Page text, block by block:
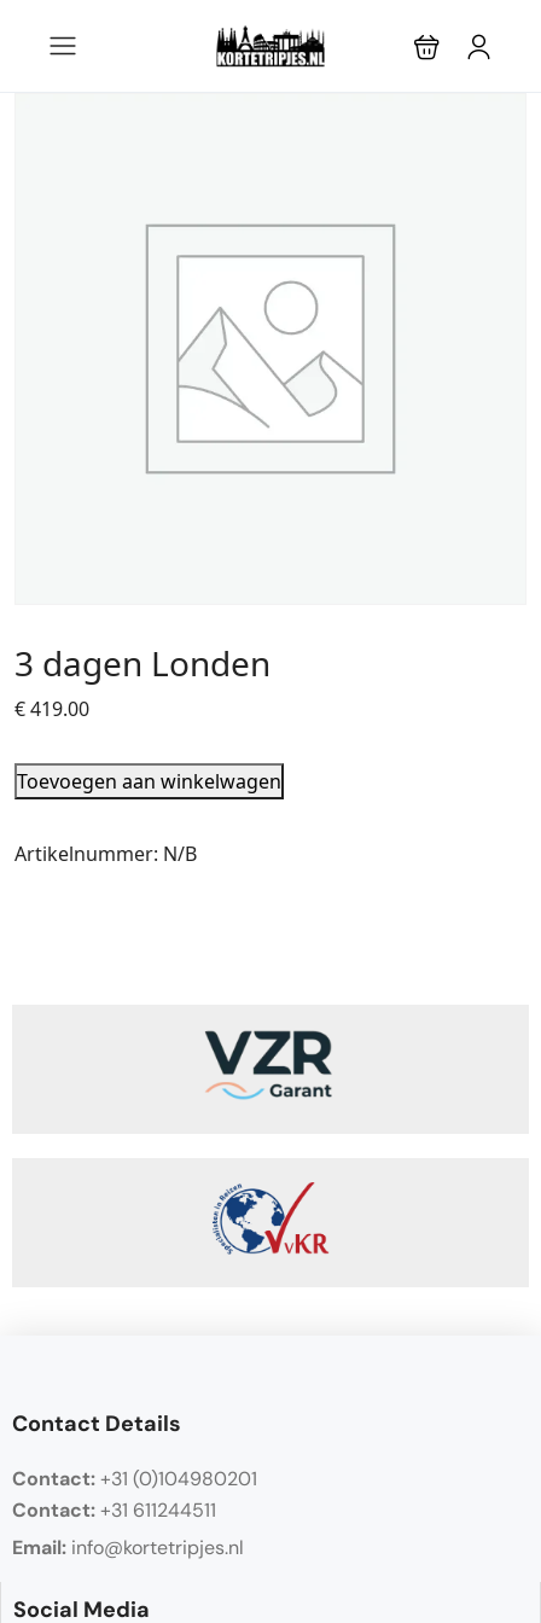
3 dagen Londen
€419.00
Toevoegen aan winkelwagen
Artikelnummer: N/B
Contact Details
Contact:+31 (0)104980201
Contact:+31 611244511
Email: info@kortetripjes.nl
Social Media